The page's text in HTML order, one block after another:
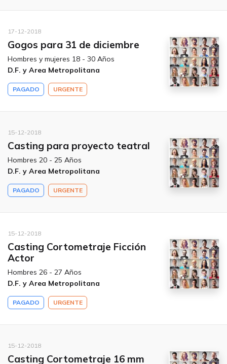
17-12-2018
Gogos para 31 de diciembre
Hombres y mujeres 18 - 30 Años
D.F. y Area Metropolitana
PAGADO URGENTE
15-12-2018
Casting para proyecto teatral
Hombres 20 - 25 Años
D.F. y Area Metropolitana
PAGADO URGENTE
15-12-2018
Casting Cortometraje Ficción
Actor
Hombres 26 - 27 Años
D.F. y Area Metropolitana
PAGADO URGENTE
15-12-2018
Casting Cortometraje 16 mm